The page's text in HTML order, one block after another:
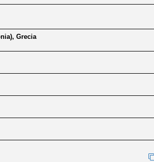
Grecia